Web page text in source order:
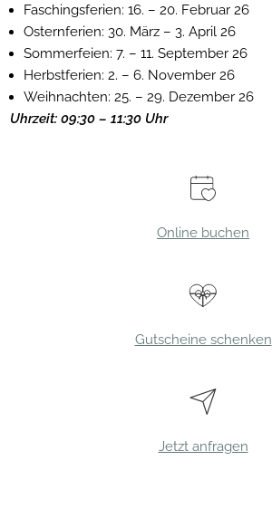
Faschingsferien: 16. – 20. Februar 26
Osternferien: 30. März – 3. April 26
Sommerfeien: 7. – 11. September 26
Herbstferien: 2. – 6. November 26
Weihnachten: 25. – 29. Dezember 26
Uhrzeit: 09:30 – 11:30 Uhr
Online buchen
Gutscheine schenken
Jetzt anfragen